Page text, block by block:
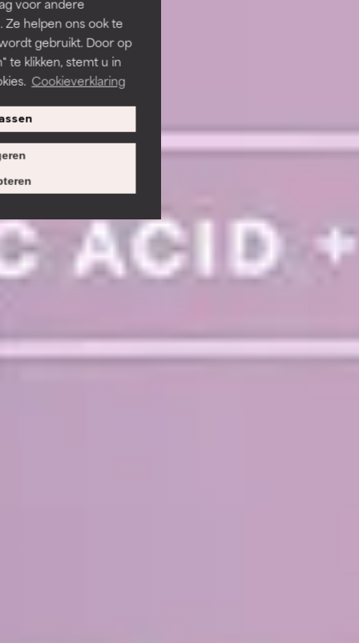
helpen ons ook te
gebruikt. Door op
te klikken, stemt u in
Cookieverklaring